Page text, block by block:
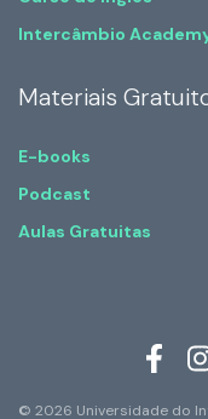
Intercâmbio
Materiais
E-books
Podcast
Aulas Gratuitas
© 2026 Universidade do